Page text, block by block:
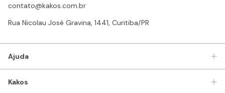
contato@kakos.com.br
Rua Nicolau José Gravina, 1441, Curitiba/PR
Ajuda
Kakos